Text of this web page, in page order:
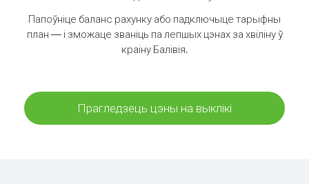
Папоўніце баланс рахунку або падключыце тарыфны
план — і зможаце званіць па лепшых цэнах за хвіліну ў
краіну Балівія.
Прагледзець цэны на выклікі